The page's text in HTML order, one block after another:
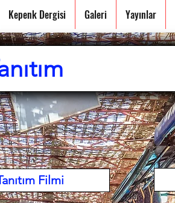
Kepenk Dergisi Galeri Yayınlar
Filmi